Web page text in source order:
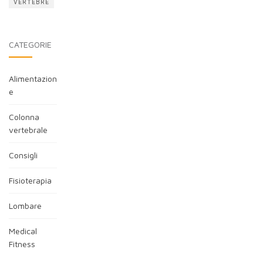
VERTEBRE
CATEGORIE
Alimentazion
e
Colonna
vertebrale
Consigli
Fisioterapia
Lombare
Medical
Fitness